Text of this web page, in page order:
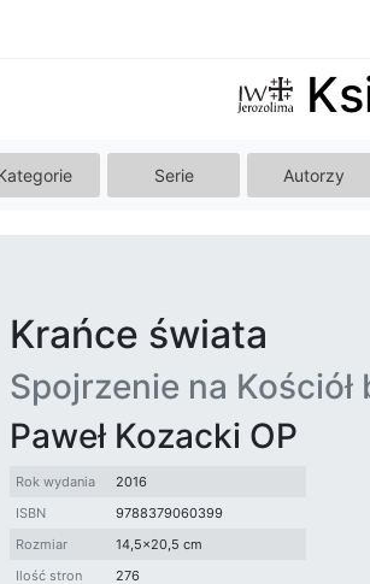
Serie Autorzy
Krańce świata
Spojrzenie na
Paweł Kozacki OP
Rok wydania
2016
ISBN
9788379060399
Rozmiar
14,5x20,5 cm
Ilość stron
276